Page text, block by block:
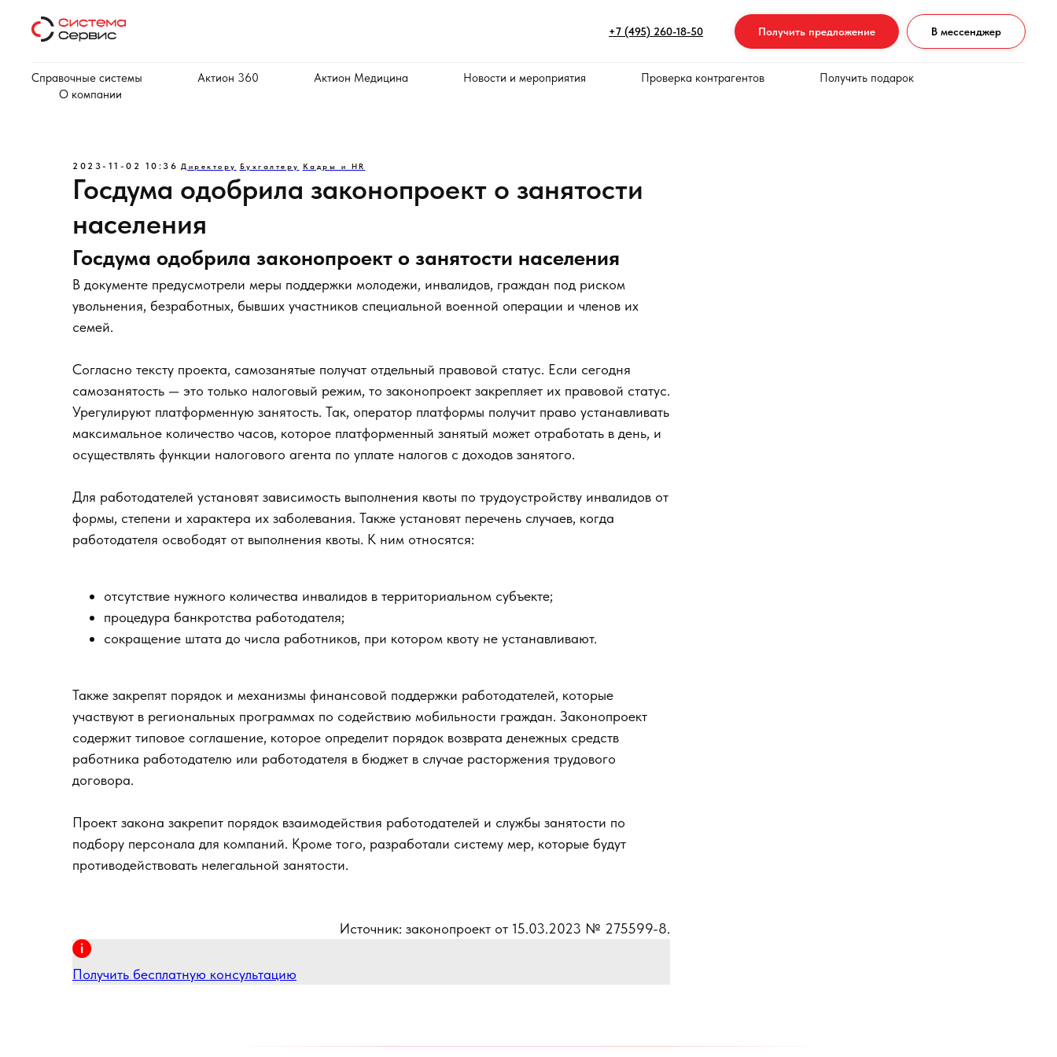
+7 (495) 260-18-50 Получить предложение В мессенджер
Справочные системы Актион 360 Актион Медицина Новости и мероприятия Проверка контрагентов
Получить подарок
О компании
2023-11-02 10:36 Директору Бухгалтеру Кадры и HR
Госдума одобрила законопроект о занятости
населения
Госдума одобрила законопроект о занятости населения
В документе предусмотрели меры поддержки молодежи, инвалидов, граждан под риском
увольнения, безработных, бывших участников специальной военной операции и членов их
семей.
Согласно тексту проекта, самозанятые получат отдельный правовой статус. Если сегодня
самозанятость — это только налоговый режим, то законопроект закрепляет их правовой статус.
Урегулируют платформенную занятость. Так, оператор платформы получит право устанавливать
максимальное количество часов, которое платформенный занятый может отработать в день, и
осуществлять функции налогового агента по уплате налогов с доходов занятого.
Для работодателей установят зависимость выполнения квоты по трудоустройству инвалидов от
формы, степени и характера их заболевания. Также установят перечень случаев, когда
работодателя освободят от выполнения квоты. К ним относятся:
отсутствие нужного количества инвалидов в территориальном субъекте;
процедура банкротства работодателя;
сокращение штата до числа работников, при котором квоту не устанавливают.
Также закрепят порядок и механизмы финансовой поддержки работодателей, которые
участвуют в региональных программах по содействию мобильности граждан. Законопроект
содержит типовое соглашение, которое определит порядок возврата денежных средств
работника работодателю или работодателя в бюджет в случае расторжения трудового
договора.
Проект закона закрепит порядок взаимодействия работодателей и службы занятости по
подбору персонала для компаний. Кроме того, разработали систему мер, которые будут
противодействовать нелегальной занятости.
Источник: законопроект от 15.03.2023 № 275599-8.
Получить бесплатную консультацию